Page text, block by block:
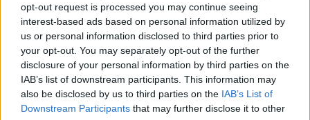
opt-out request is processed you may continue seeing
interest-based ads based on personal information utilized by
us or personal information disclosed to third parties prior to
your opt-out. You may separately opt-out of the further
disclosure of your personal information by third parties on the
IAB’s list of downstream participants. This information may
also be disclosed by us to third parties on the IAB’s List of
Downstream Participants that may further disclose it to other
ΧΡΥΣΌΣ 18 ΚΑΡΑΤΊΩΝ -10%